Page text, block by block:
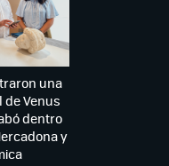
una
de Venus
dentro
y